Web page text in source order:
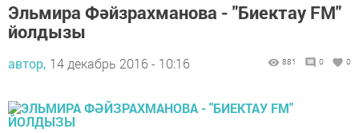
Эльмира Фәйзрахманова - "Биектау FM"
йолдызы
автор, 14 декабрь 2016 - 10:16 881 0 0